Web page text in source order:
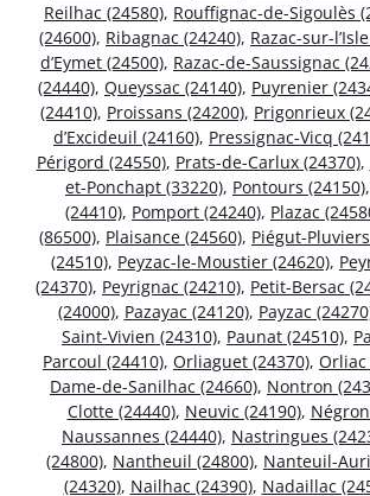
Reilhac (24580), Rouffignac-de-Sigoulès
(24600), Ribagnac (24240), Razac-sur-
d’Eymet (24500), Razac-de-Saussignac
(24440), Queyssac (24140), Puyrenier
(24410), Proissans (24200), Prigonrieux
d’Excideuil (24160), Pressignac-Vicq
Périgord (24550), Prats-de-Carlux (24370),
et-Ponchapt (33220), Pontours (24150),
(24410), Pomport (24240), Plazac
(86500), Plaisance (24560), Piégut-
(24510), Peyzac-le-Moustier (24620),
(24370), Peyrignac (24210), Petit-Bersac
(24000), Pazayac (24120), Payzac
Saint-Vivien (24310), Paunat (24510),
Parcoul (24410), Orliaguet (24370), Orliac
Dame-de-Sanilhac (24660), Nontron
Clotte (24440), Neuvic (24190),
Naussannes (24440), Nastringues
(24800), Nantheuil (24800), Nanteuil-
(24320), Nailhac (24390), Nadaillac